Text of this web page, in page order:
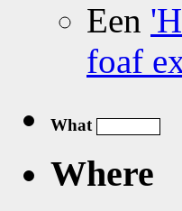
Een
foaf
What
Where